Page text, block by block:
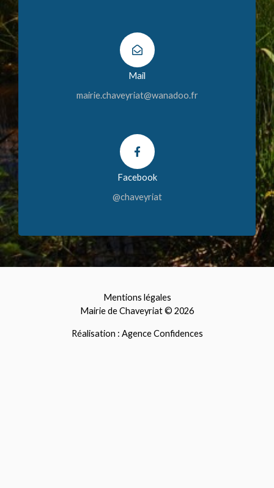
Mail
mairie.chaveyriat@wanadoo.fr
Facebook
@chaveyriat
Mentions légales
Mairie de Chaveyriat © 2026
Réalisation : Agence Confidences